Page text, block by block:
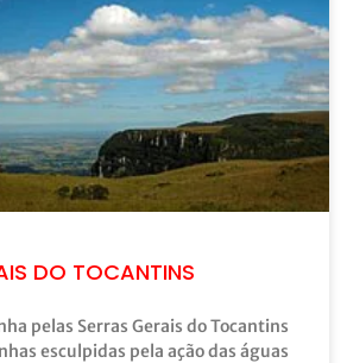
DO TOCANTINS
pelas Serras Gerais do Tocantins
esculpidas pela ação das águas